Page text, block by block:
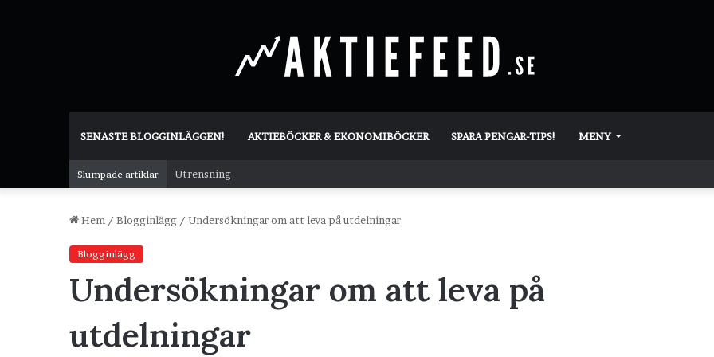
SENASTE BLOGGINLÄGGEN! AKTIEBÖCKER & EKONOMIBÖCKER SPARA PENGAR-TIPS! MENY
Slumpade artiklar Utrensning
Hem / Blogginlägg / Undersökningar om att leva på utdelningar
Blogginlägg
Undersökningar om att leva på
utdelningar